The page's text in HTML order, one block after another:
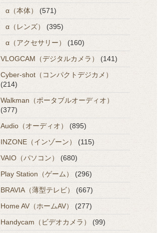
α（本体）
(571)
α（レンズ）
(395)
α（アクセサリー）
(160)
VLOGCAM（デジタルカメラ）
(141)
Cyber-shot（コンパクトデジカメ）
(214)
Walkman（ポータブルオーディオ）
(377)
Audio（オーディオ）
(895)
INZONE（インゾーン）
(115)
VAIO（パソコン）
(680)
Play Station（ゲーム）
(296)
BRAVIA（薄型テレビ）
(667)
Home AV（ホームAV）
(277)
Handycam（ビデオカメラ）
(99)